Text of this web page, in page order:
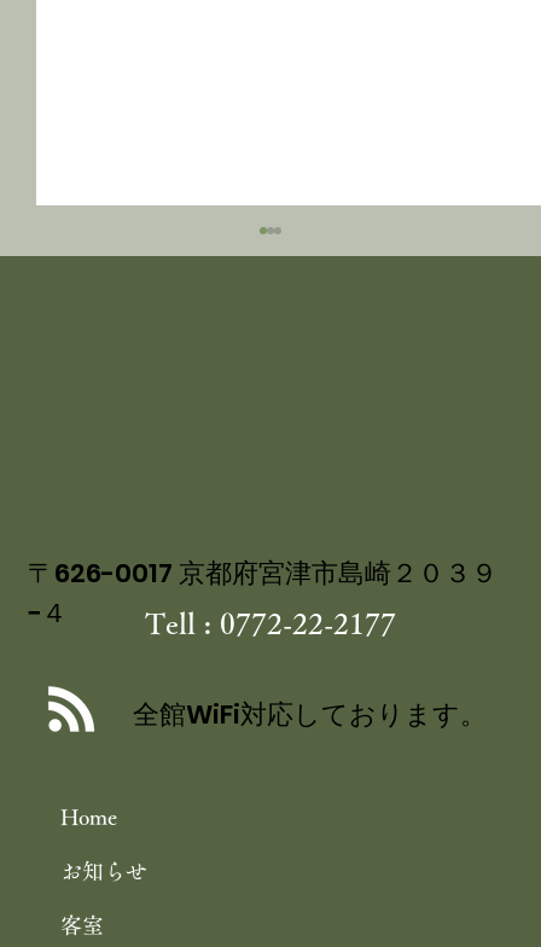
／舞鶴引揚記念館 企画展「ウズベキス
タンと舞鶴」 10/25まで 舞鶴観光
Home
お知らせ
客室
〒626-0017 京都府宮津市島崎２０３９
−４
Tell : 0772-22-2177
全館WiFi対応しております。